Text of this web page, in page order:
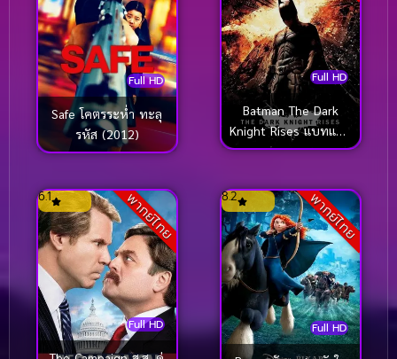
Full HD
Safe โคตรระห่ำ ทะลุ
รหัส (2012)
Full HD
Batman The Dark
Knight Rises แบทแมน
อัศวินรัตติกาลผงาด
พากย์ไทย
Full HD
6.1 พากย์ไทย
Full HD
8.2